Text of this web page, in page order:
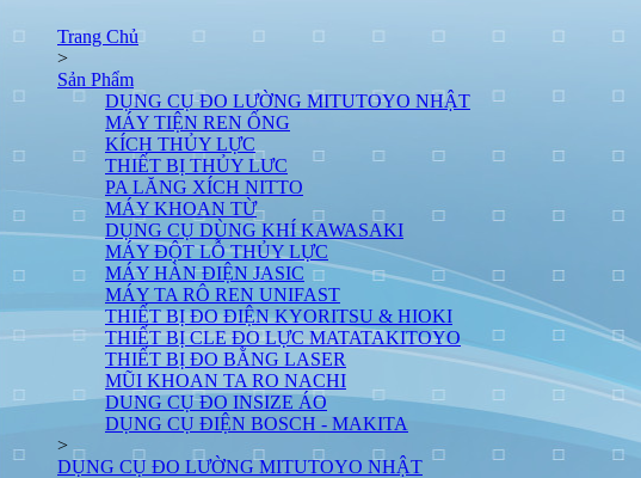
Trang Chủ
>
Sản Phẩm
DỤNG CỤ ĐO LƯỜNG MITUTOYO NHẬT
MÁY TIỆN REN ỐNG
KÍCH THỦY LỰC
THIẾT BỊ THỦY LƯC
PA LĂNG XÍCH NITTO
MÁY KHOAN TỪ
DỤNG CỤ DÙNG KHÍ KAWASAKI
MÁY ĐỘT LỖ THỦY LỰC
MÁY HÀN ĐIỆN JASIC
MÁY TA RÔ REN UNIFAST
THIẾT BỊ ĐO ĐIỆN KYORITSU & HIOKI
THIẾT BỊ CLE ĐO LỰC MATATAKITOYO
THIẾT BỊ ĐO BẰNG LASER
MŨI KHOAN TA RO NACHI
DUNG CỤ ĐO INSIZE ÁO
DỤNG CỤ ĐIỆN BOSCH - MAKITA
>
DỤNG CỤ ĐO LƯỜNG MITUTOYO NHẬT